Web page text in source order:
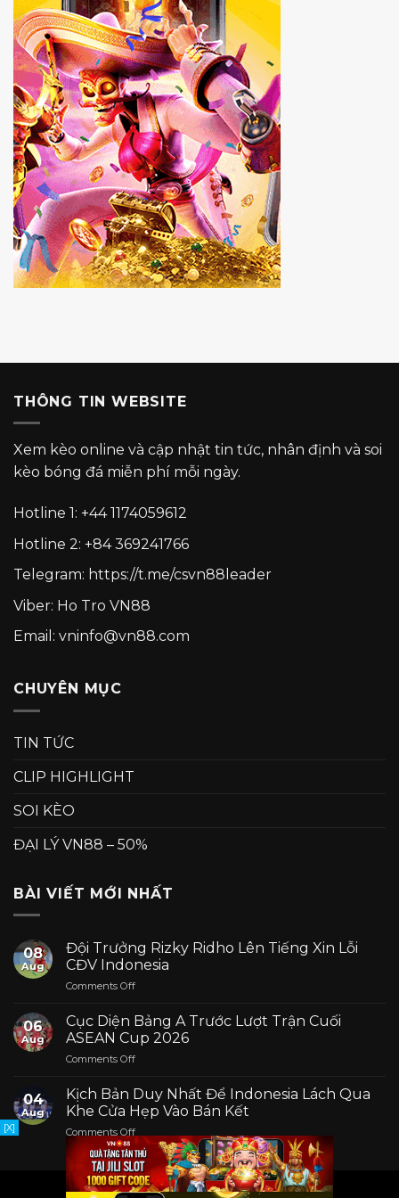
THÔNG TIN WEBSITE
Xem kèo online và cập nhật tin tức, nhân định và soi
kèo bóng đá miễn phí mỗi ngày.
Hotline 1: +44 1174059612
Hotline 2: +84 369241766
Telegram: https://t.me/csvn88leader
Viber: Ho Tro VN88
Email: vninfo@vn88.com
CHUYÊN MỤC
TIN TỨC
CLIP HIGHLIGHT
SOI KÈO
ĐẠI LÝ VN88 – 50%
BÀI VIẾT MỚI NHẤT
08
Aug
Đội Trưởng Rizky Ridho Lên Tiếng Xin Lỗi
CĐV Indonesia
Comments Offon
Trưởng
Rizky
Ridho
Lên
Xin
Lỗi
CĐV
Indonesia
06
Aug
Cục Diện Bảng A Trước Lượt Trận Cuối
ASEAN Cup 2026
Comments Offon
Diện
Bảng
A
Trước
Lượt
Trận
Cuối
ASEAN
04
Aug
Kịch Bản Duy Nhất Để Indonesia Lách Qua
Khe Cửa Hẹp Vào Bán Kết
Comments Offon
Kịch
Bản
Duy
Nhất
[X]